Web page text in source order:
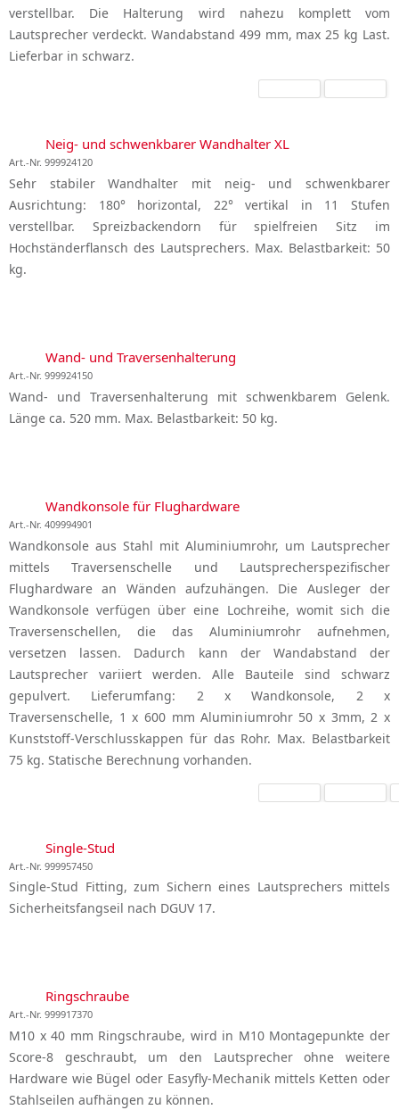
verstellbar. Die Halterung wird nahezu komplett vom
Lautsprecher verdeckt. Wandabstand 499 mm, max 25 kg Last.
Lieferbar in schwarz.
Neig- und schwenkbarer Wandhalter XL
Art.-Nr. 999924120
Sehr stabiler Wandhalter mit neig- und schwenkbarer
Ausrichtung: 180° horizontal, 22° vertikal in 11 Stufen
verstellbar. Spreizbackendorn für spielfreien Sitz im
Hochständerflansch des Lautsprechers. Max. Belastbarkeit: 50
kg.
Wand- und Traversenhalterung
Art.-Nr. 999924150
Wand- und Traversenhalterung mit schwenkbarem Gelenk.
Länge ca. 520 mm. Max. Belastbarkeit: 50 kg.
Wandkonsole für Flughardware
Art.-Nr. 409994901
Wandkonsole aus Stahl mit Aluminiumrohr, um Lautsprecher
mittels Traversenschelle und Lautsprecherspezifischer
Flughardware an Wänden aufzuhängen. Die Ausleger der
Wandkonsole verfügen über eine Lochreihe, womit sich die
Traversenschellen, die das Aluminiumrohr aufnehmen,
versetzen lassen. Dadurch kann der Wandabstand der
Lautsprecher variiert werden. Alle Bauteile sind schwarz
gepulvert. Lieferumfang: 2 x Wandkonsole, 2 x
Traversenschelle, 1 x 600 mm Aluminiumrohr 50 x 3mm, 2 x
Kunststoff-Verschlusskappen für das Rohr. Max. Belastbarkeit
75 kg. Statische Berechnung vorhanden.
Single-Stud
Art.-Nr. 999957450
Single-Stud Fitting, zum Sichern eines Lautsprechers mittels
Sicherheitsfangseil nach DGUV 17.
Ringschraube
Art.-Nr. 999917370
M10 x 40 mm Ringschraube, wird in M10 Montagepunkte der
Score-8 geschraubt, um den Lautsprecher ohne weitere
Hardware wie Bügel oder Easyfly-Mechanik mittels Ketten oder
Stahlseilen aufhängen zu können.